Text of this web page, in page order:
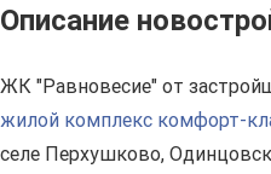
Описание
ЖК "Равновесие" от
жилой комплекс комфорт-
селе Перхушково,